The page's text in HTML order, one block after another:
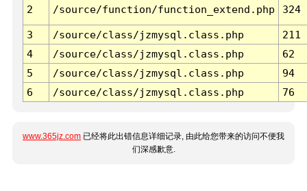
2 /source/function/function_extend.php 324
3 /source/class/jzmysql.class.php
211
4
/source/class/jzmysql.class.php
62
5
/source/class/jzmysql.class.php
94
6
/source/class/jzmysql.class.php 76
www.365jz.com 已经将此出错信息详细记录, 由此给您带来的访问不便我
们深感歉意.